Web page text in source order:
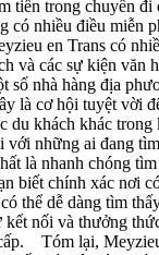
tiền trong chuyến đi
có nhiều điều miễn
en Trans có
và các sự kiện văn
số nhà hàng địa
là cơ hội tuyệt vời
du khách khác
những ai đang
là nhanh chóng
biết chính xác nơi
thể dễ dàng tìm
nối và thưởng
Tóm lại,